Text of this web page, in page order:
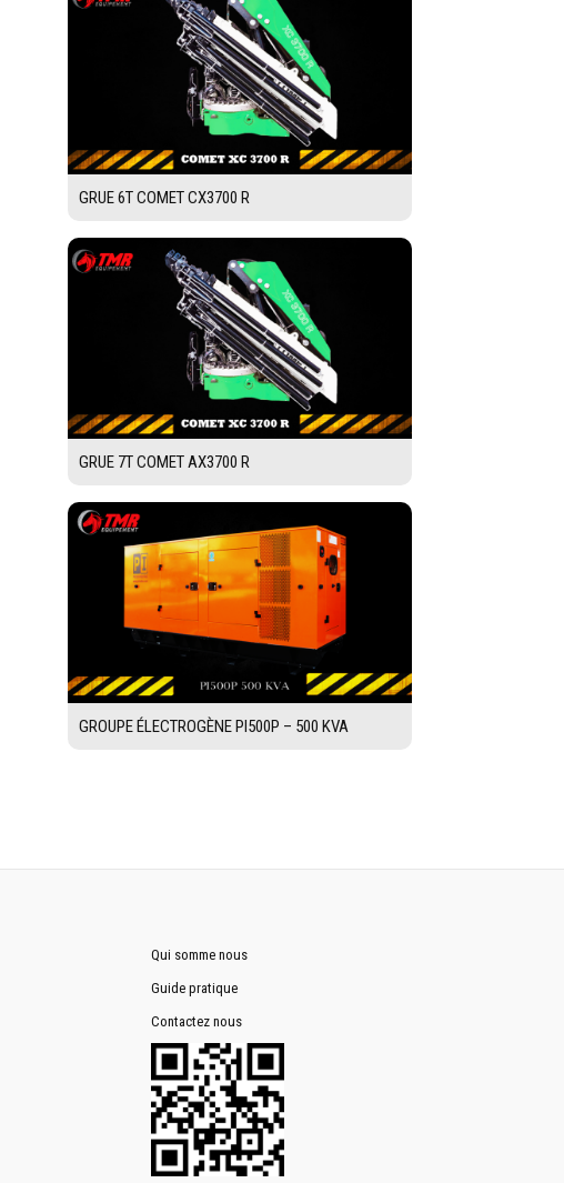
GRUE 6T COMET CX3700 R
GRUE 7T COMET AX3700 R
GROUPE ÉLECTROGÈNE PI500P – 500 KVA
Qui somme nous
Guide pratique
Contactez nous